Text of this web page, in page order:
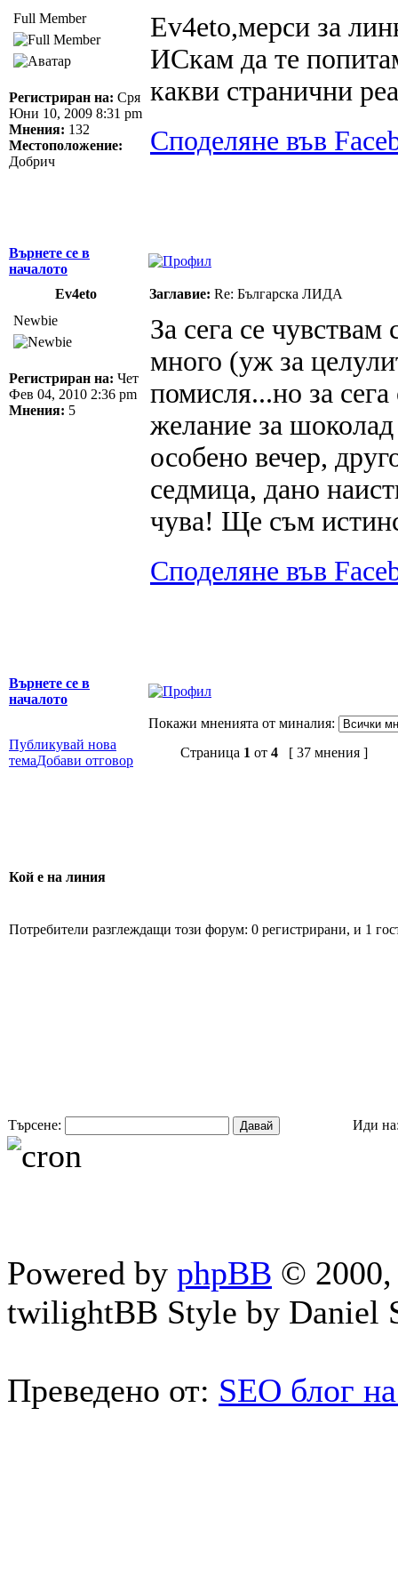
Full Member
Регистриран на: Сря
Юни 10, 2009 8:31 pm
Мнения: 132
Местоположение:
Добрич
Ev4eto,мерси за
ИСкам да те
какви странични
Споделяне във
Върнете се в
началото
Ev4eto
Заглавие: Re: Българска ЛИДА
Newbie
Регистриран на: Чет
Фев 04, 2010 2:36 pm
Мнения: 5
За сега се
много (уж за
помисля...но за
желание за
особено вечер,
седмица, дано
чува! Ще съм
Споделяне във
Върнете се в
началото
Покажи мненията от миналия:
Публикувай нова
темаДобави отговор
Страница 1 от 4 [ 37 мнения ]
Кой е на линия
Потребители разглеждащи този форум: 0 регистрирани, и 1
Търсене: Иди
Powered by phpBB © 2000,
twilightBB Style by Daniel
Преведено от: SEO блог